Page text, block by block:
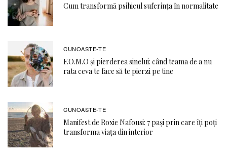
Cum transformă psihicul suferința în normalitate
CUNOASTE-TE
F.O.M.O şi pierderea sinelui: când teama de a nu
rata ceva te face să te pierzi pe tine
CUNOASTE-TE
Manifest de Roxie Nafousi: 7 pași prin care îți poți
transforma viața din interior